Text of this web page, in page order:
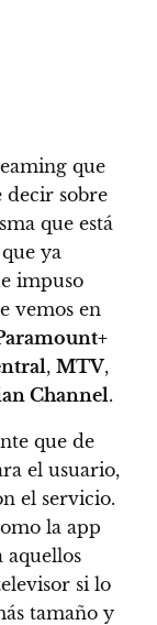
que
decir sobre
que está
ya
impuso
vemos en
, MTV,
Channel.
que de
el usuario,
el servicio.
la app
aquellos
si lo
tamaño y